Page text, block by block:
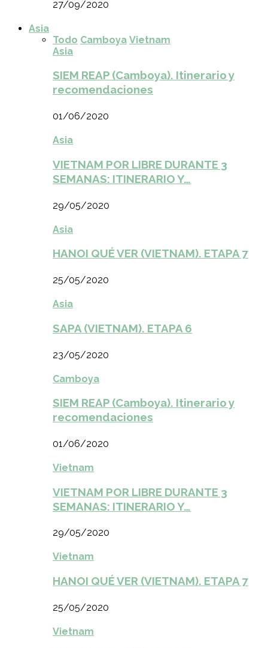
27/09/2020
Asia
Todo Camboya Vietnam
Asia
SIEM REAP (Camboya). Itinerario y
recomendaciones
01/06/2020
Asia
VIETNAM POR LIBRE DURANTE 3
SEMANAS: ITINERARIO Y…
29/05/2020
Asia
HANOI QUÉ VER (VIETNAM). ETAPA 7
25/05/2020
Asia
SAPA (VIETNAM). ETAPA 6
23/05/2020
Camboya
SIEM REAP (Camboya). Itinerario y
recomendaciones
01/06/2020
Vietnam
VIETNAM POR LIBRE DURANTE 3
SEMANAS: ITINERARIO Y…
29/05/2020
Vietnam
HANOI QUÉ VER (VIETNAM). ETAPA 7
25/05/2020
Vietnam